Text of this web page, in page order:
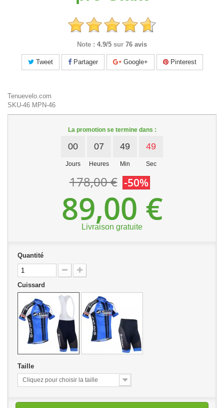
Note : 4.9/5 sur 76 avis
Tweet Partager Google+ Pinterest
Tenuevelo.com
SKU-46 MPN-46
La promotion se termine dans :
00
Jours
07
Heures
49
Min
49
Sec
178,00 € -50%
89,00 €
Livraison gratuite
Quantité
Cuissard
Taille
Cliquez pour choisir la taille